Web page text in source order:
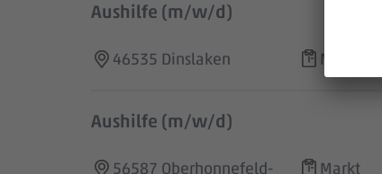
Aushilfe (m/w/d)
46535 Dinslaken Markt
Aushilfe (m/w/d)
56587 Oberhonnefeld-
Markt